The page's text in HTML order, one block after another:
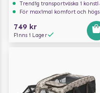
Trendig transportväska i konstläder
För maximal komfort och högsta säkerhet
749 kr
Finns i Lager